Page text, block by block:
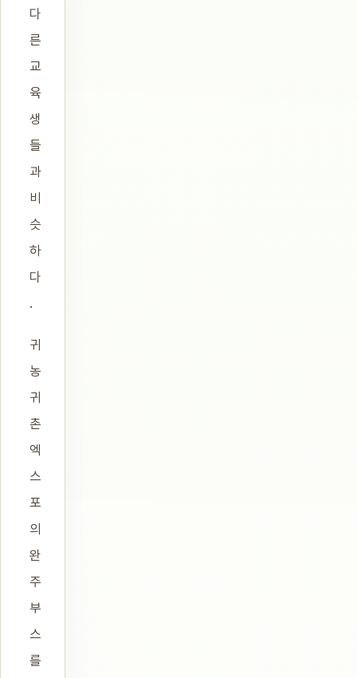
다
른
교
육
생
들
과
비
슷
하
다
.
귀
농
귀
촌
엑
스
포
의
완
주
부
스
를